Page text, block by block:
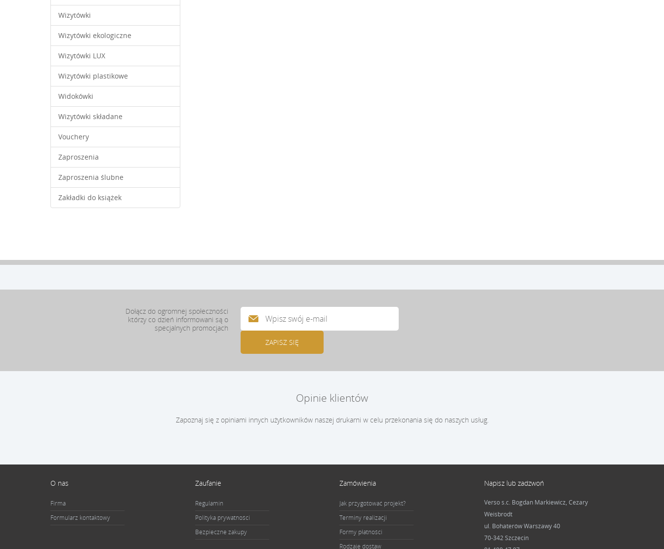
Wizytówki
Wizytówki ekologiczne
Wizytówki LUX
Wizytówki plastikowe
Widokówki
Wizytówki składane
Vouchery
Zaproszenia
Zaproszenia ślubne
Zakładki do książek
Dołącz do ogromnej społeczności
którzy co dzień informowani są o
specjalnych promocjach
Opinie klientów
Zapoznaj się z opiniami innych użytkowników naszej drukarni w celu przekonania się do naszych usług.
O nas
Firma
Formularz kontaktowy
Zaufanie
Regulamin
Polityka prywatności
Bezpieczne zakupy
Zamówienia
Jak przygotować projekt?
Terminy realizacji
Formy płatności
Rodzaje dostaw
Napisz lub zadzwoń
Verso s.c. Bogdan Markiewicz, Cezary
Weisbrodt
ul. Bohaterów Warszawy 40
70-342 Szczecin